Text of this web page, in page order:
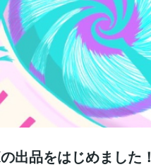
出品をはじめました！